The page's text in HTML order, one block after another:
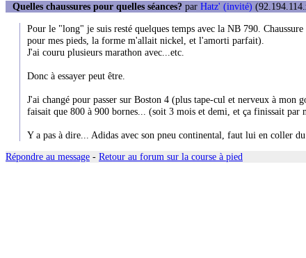
Quelles chaussures pour quelles séances? par Hatz' (invité)
Pour le "long" je suis resté quelques temps avec la NB 790.
pour mes pieds, la forme m'allait nickel, et l'amorti parfait).
J'ai couru plusieurs marathon avec...etc.
Donc à essayer peut être.
J'ai changé pour passer sur Boston 4 (plus tape-cul et nerveux à mon
faisait que 800 à 900 bornes... (soit 3 mois et demi, et ça finissait par
Y a pas à dire... Adidas avec son pneu continental, faut lui en coller
Répondre au message - Retour au forum sur la course à pied